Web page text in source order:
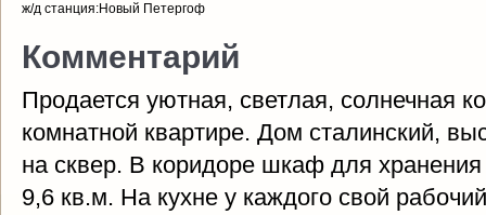
ж/д станция:Новый Петергоф
Комментарий
Продается уютная, светлая, солнечная
комнатной квартире. Дом сталинский,
на сквер. В коридоре шкаф для
9,6 кв.м. На кухне у каждого свой